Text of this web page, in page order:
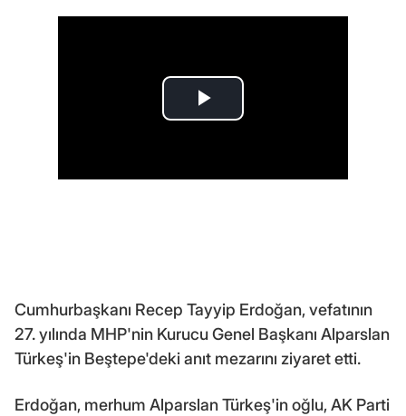
Cumhurbaşkanı Recep Tayyip Erdoğan, vefatının
27. yılında MHP'nin Kurucu Genel Başkanı Alparslan
Türkeş'in Beştepe'deki anıt mezarını ziyaret etti.
Erdoğan, merhum Alparslan Türkeş'in oğlu, AK Parti